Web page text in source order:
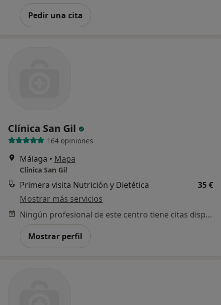
Pedir una cita
Clínica San Gil
164 opiniones
Málaga • Mapa
Clínica San Gil
Primera visita Nutrición y Dietética
35 €
Mostrar más servicios
Ningún profesional de este centro tiene citas disponibles
Mostrar perfil